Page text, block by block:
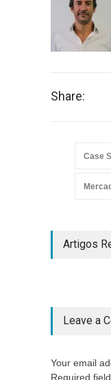
Share:
Case
Artigos
Leave a
Your email
Required